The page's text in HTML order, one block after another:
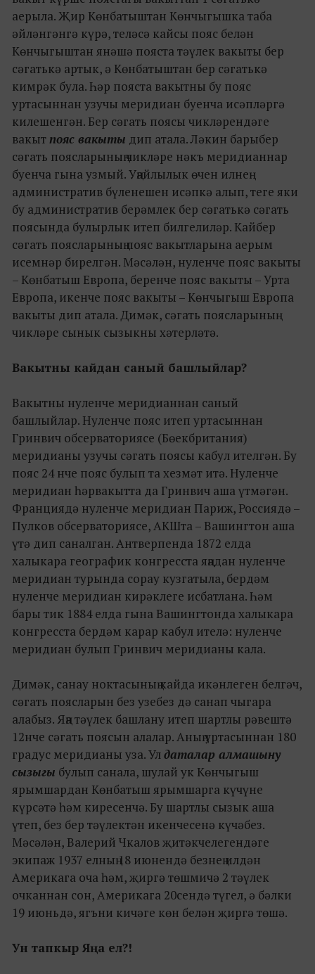
аерыла. Җир Көнбатыштан Көнчыгышка таба
әйләнгәнгә күрә, теләсә кайсы пояс белән
Көнчыгыштан янәшә пояста тәүлек вакыты бер
сәгатькә артык, ә Көнбатыштан бер сәгатькә
кимрәк була. Һәр пояста вакытны бу пояс
уртасыннан узучы меридиан буенча исәпләргә
килешенгән. Бер сәгать поясы чикләрендәге
вакытпояс вакыты дип атала. Ләкин барыбер
сәгать поясларының чикләре нәкъ меридианнар
буенча гына узмый. Уңайлылык өчен илнең
административ бүленешен исәпкә алып, теге яки
бу административ берәмлек бер сәгатькә сәгать
поясында булырлык итеп билгелиләр. Кайбер
сәгать поясларының пояс вакытларына аерым
исемнәр бирелгән. Мәсәлән, нуленче пояс вакыты
– Көнбатыш Европа, беренче пояс вакыты – Урта
Европа, икенче пояс вакыты – Көнчыгыш Европа
вакыты дип атала. Димәк, сәгать поясларының
чикләре сынык сызыкны хәтерләтә.
Вакытны кайдан саный башлыйлар?
Вакытны нуленче меридианнан саный
башлыйлар. Нуленче пояс итеп уртасыннан
Гринвич обсерваториясе (Бөекбритания)
меридианы узучы сәгать поясы кабул ителгән. Бу
пояс 24 нче пояс булып та хезмәт итә. Нуленче
меридиан һәрвакытта да Гринвич аша үтмәгән.
Франциядә нуленче меридиан Париж, Россиядә –
Пулков обсерваториясе, АКШта – Вашингтон аша
үтә дип саналган. Антверпенда 1872 елда
халыкара географик конгресста яңадан нуленче
меридиан турында сорау кузгатыла, бердәм
нуленче меридиан кирәклеге исбатлана. Һәм
бары тик 1884 елда гына Вашингтонда халыкара
конгресста бердәм карар кабул ителә: нуленче
меридиан булып Гринвич меридианы кала.
Димәк, санау ноктасының кайда икәнлеген белгәч,
сәгать поясларын без узебез дә санап чыгара
алабыз. Яңа тәүлек башлану итеп шартлы рәвештә
12нче сәгать поясын алалар. Аның уртасыннан 180
градус меридианы уза. Улдаталар алмашыну
сызыгы булып санала, шулай ук Көнчыгыш
ярымшардан Көнбатыш ярымшарга күчүне
күрсәтә һәм киресенчә. Бу шартлы сызык аша
үтеп, без бер тәүлектән икенчесенә күчәбез.
Мәсәлән, Валерий Чкалов җитәкчелегендәге
экипаж 1937 елның 18 июнендә безнең илдән
Америкага оча һәм, җиргә төшмичә 2 тәүлек
очканнан сон, Америкага 20сендә түгел, ә бәлки
19 июньдә, ягъни кичәге көн белән җиргә төшә.
Ун тапкыр Яңа ел?!